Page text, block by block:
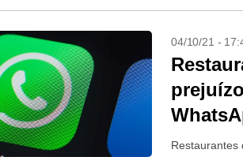
04/10/21 -
Restaurantes